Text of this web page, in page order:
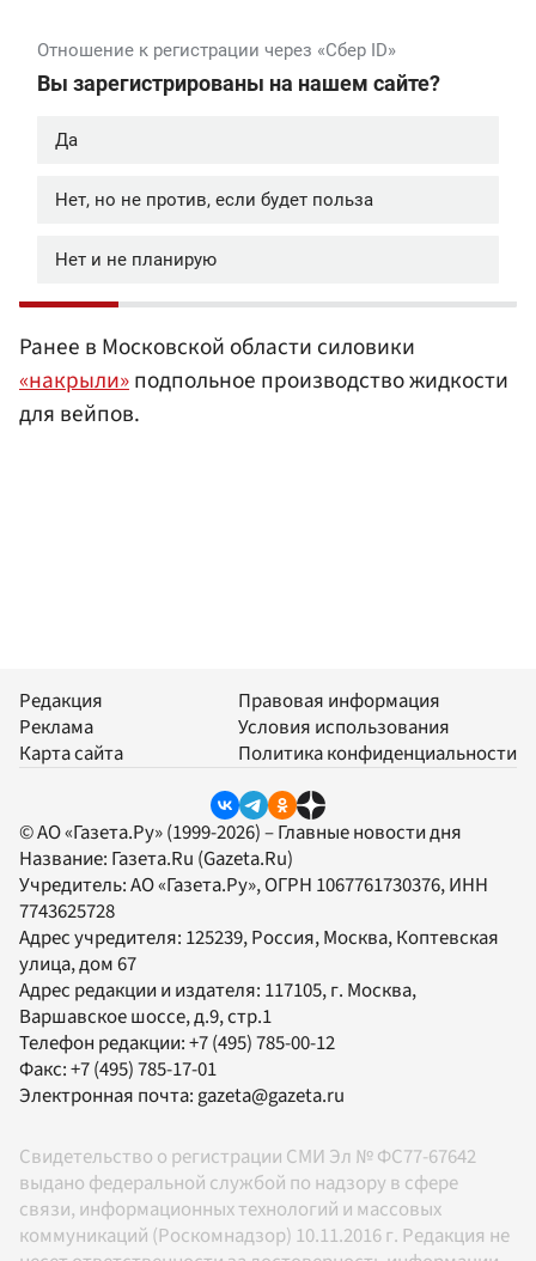
Ранее в Московской области силовики
«накрыли»подпольное производство жидкости
для вейпов.
Редакция
Реклама
Карта сайта
Правовая информация
Условия использования
Политика конфиденциальности
© АО «Газета.Ру» (1999-2026) – Главные новости дня
Название: Газета.Ru (Gazeta.Ru)
Учредитель:АО «Газета.Ру», ОГРН 1067761730376, ИНН
7743625728
Адрес учредителя: 125239, Россия, Москва, Коптевская
улица, дом 67
Адрес редакции и издателя: 117105, г. Москва,
Варшавское шоссе, д.9, стр.1
Телефон редакции:+7 (495) 785-00-12
Факс:+7 (495) 785-17-01
Электронная почта:gazeta@gazeta.ru
Свидетельство о регистрации СМИ Эл № ФС77-67642
выдано федеральной службой по надзору в сфере
связи, информационных технологий и массовых
коммуникаций (Роскомнадзор) 10.11.2016 г. Редакция не